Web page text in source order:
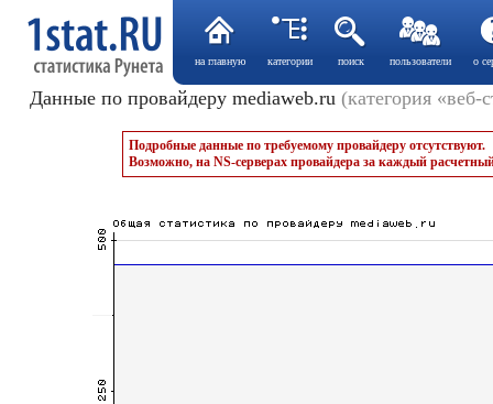
на главную категории поиск пользователи о
Данные по провайдеру mediaweb.ru (категория «веб-
Подробные данные по требуемому провайдеру отсутствуют.
Возможно, на NS-серверах провайдера за каждый